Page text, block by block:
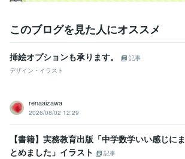
このブログを見た人にオススメ
挿絵オプションも承ります。
記事
デザイン・イラスト
renaaizawa
2026/08/02 12:29
【書籍】実務教育出版「中学数学いい感じにま
とめました」イラスト
記事